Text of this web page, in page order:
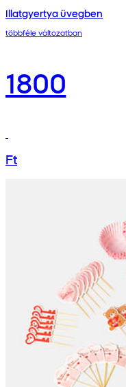
Illatgyertya üvegben
többféle változatban
1800
Ft